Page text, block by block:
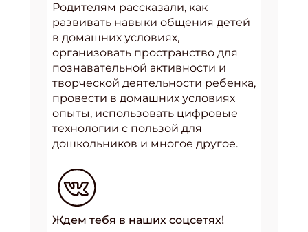
Родителям рассказали, как
развивать навыки общения детей
в домашних условиях,
организовать пространство для
познавательной активности и
творческой деятельности ребенка,
провести в домашних условиях
опыты, использовать цифровые
технологии с пользой для
дошкольников и многое другое.
Ждем тебя в наших соцсетях!